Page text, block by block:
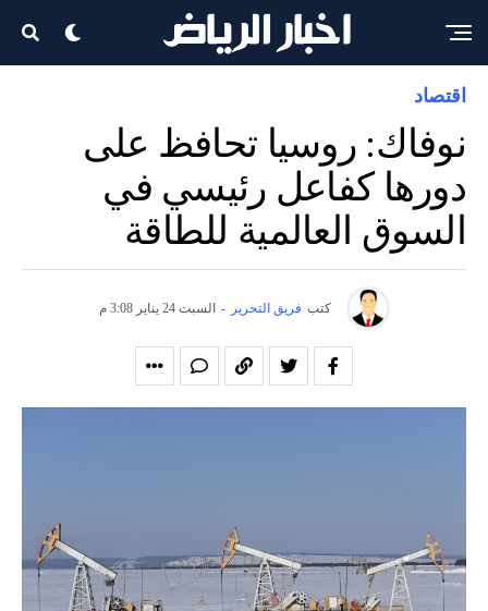
اقتصاد
نوفاك: روسيا تحافظ على
دورها كفاعل رئيسي في
السوق العالمية للطاقة
كتب فريق التحرير - السبت 24 يناير 3:08 م